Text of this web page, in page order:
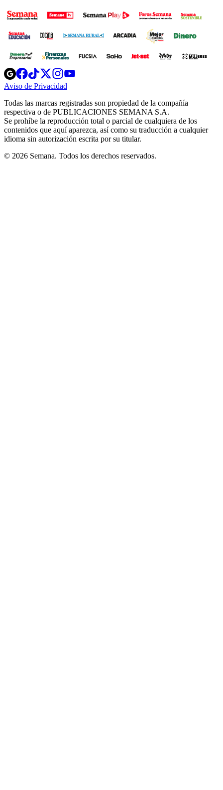
Opens
in
new
Opens
in
new
Opens
in
new
window
Opens
new
windowwindow
Aviso de Privacidad
new
window
Todas las marcas registradas son propiedad de la compañía
respectiva o de PUBLICACIONES SEMANA S.A.
Se prohíbe la reproducción total o parcial de cualquiera de los
contenidos que aquí aparezca, así como su traducción a cualquier
idioma sin autorización escrita por su titular.
© 2026 Semana. Todos los derechos reservados.